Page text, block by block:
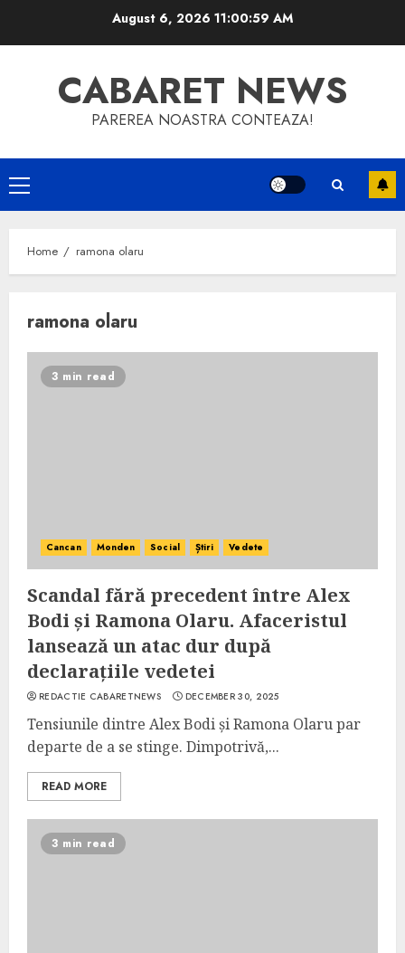
August 6, 202611:01:00 AM
CABARET NEWS
PAREREA NOASTRA CONTEAZA!
Primary
Menu
Home ramona olaru
ramona olaru
3 min read
Cancan Monden Social Știri Vedete
Scandal fără precedent între Alex
Bodi și Ramona Olaru. Afaceristul
lansează un atac dur după
declarațiile vedetei
REDACTIE CABARETNEWS DECEMBER 30, 2025
Tensiunile dintre Alex Bodi și Ramona Olaru par
departe de a se stinge. Dimpotrivă,...
READ MORE
3 min read